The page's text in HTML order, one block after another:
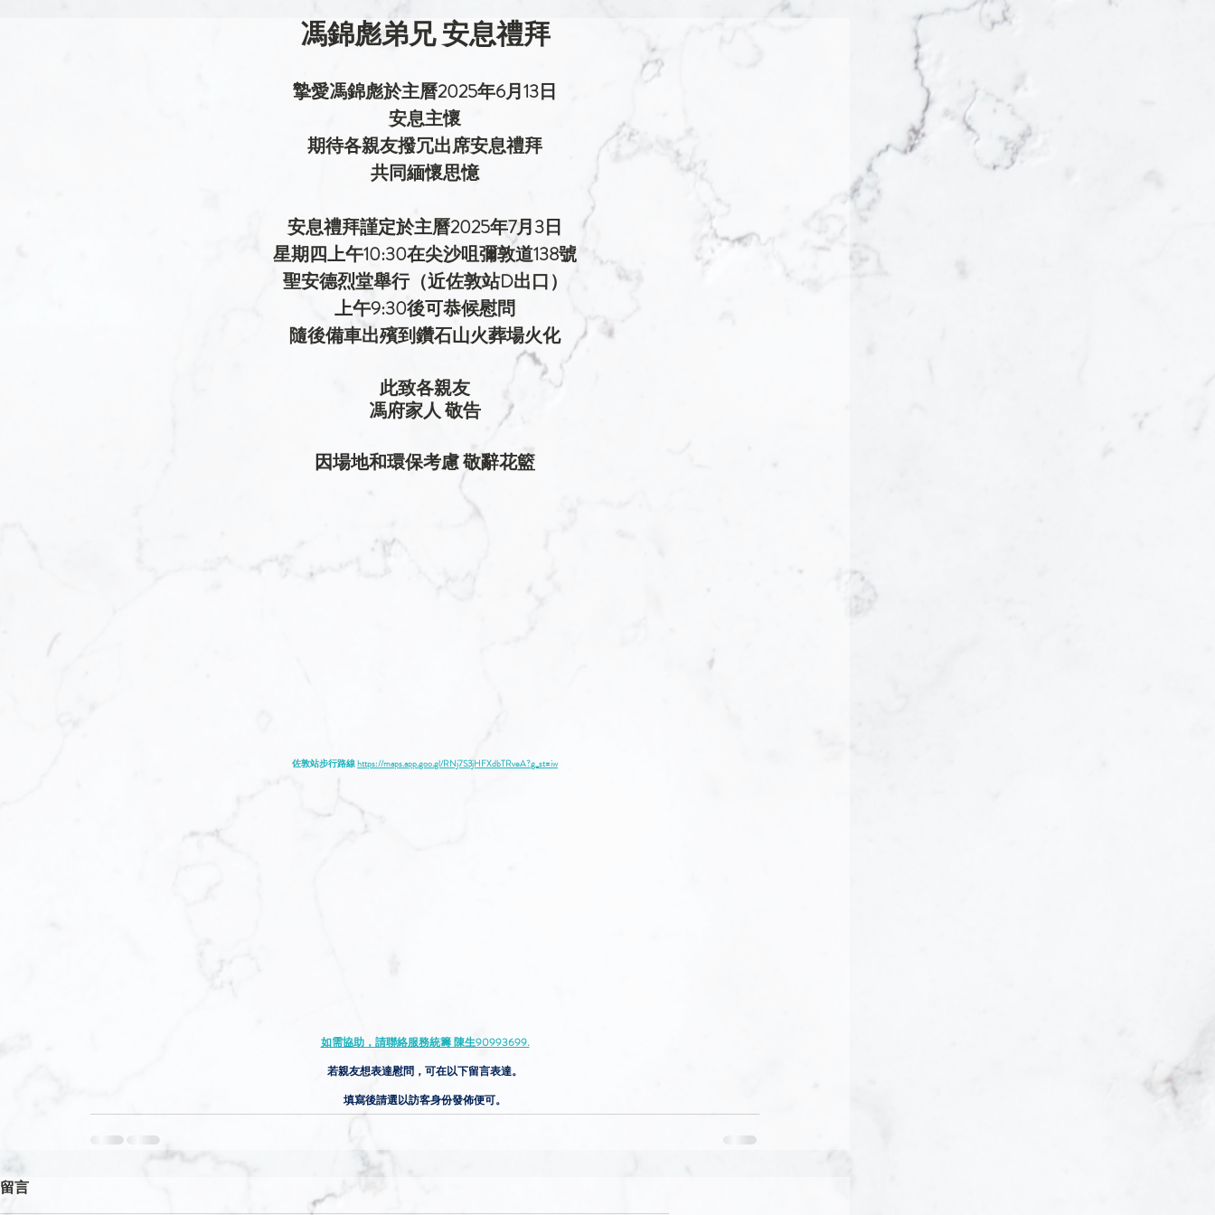
馮錦彪弟兄 安息禮拜
摯愛馮錦彪於主曆2025年6月13日
安息主懷
期待各親友撥冗出席安息禮拜
共同緬懷思憶
安息禮拜謹定於主曆2025年7月3日
星期四上午10:30在尖沙咀彌敦道138號
聖安德烈堂舉行（近佐敦站D出口）
上午9:30後可恭候慰問
隨後備車出殯到鑽石山火葬場火化
此致各親友
馮府家人 敬告
因場地和環保考慮 敬辭花籃
佐敦站步行路線 https://maps.app.goo.gl/RNj7S3jHFXdbTRveA?g_st=iw
如需協助，請聯絡服務統籌 陳生90993699.
若親友想表達慰問，可在以下留言表達。
填寫後請選以訪客身份發佈便可。
留言